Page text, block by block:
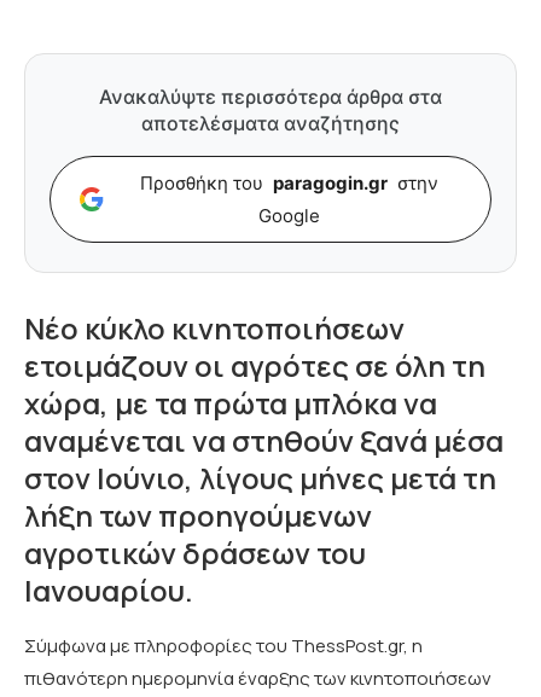
Ανακαλύψτε περισσότερα άρθρα στα
αποτελέσματα αναζήτησης
Προσθήκη του paragogin.gr στην
Google
Νέο κύκλο κινητοποιήσεων
ετοιμάζουν οι αγρότες σε όλη τη
χώρα, με τα πρώτα μπλόκα να
αναμένεται να στηθούν ξανά μέσα
στον Ιούνιο, λίγους μήνες μετά τη
λήξη των προηγούμενων
αγροτικών δράσεων του
Ιανουαρίου.
Σύμφωνα με πληροφορίες του ThessPost.gr, η
πιθανότερη ημερομηνία έναρξης των κινητοποιήσεων